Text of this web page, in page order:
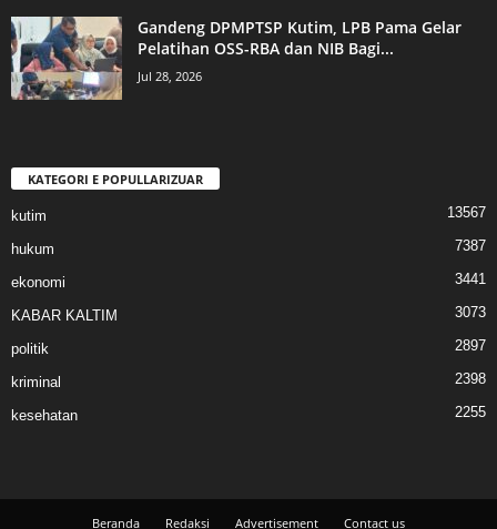
Gandeng DPMPTSP Kutim, LPB Pama Gelar
Pelatihan OSS-RBA dan NIB Bagi...
Jul 28, 2026
KATEGORI E POPULLARIZUAR
kutim 13567
hukum 7387
ekonomi 3441
KABAR KALTIM 3073
politik 2897
kriminal 2398
kesehatan 2255
Beranda Redaksi Advertisement Contact us